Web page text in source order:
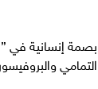
بصمة إنسانية في
التمامي